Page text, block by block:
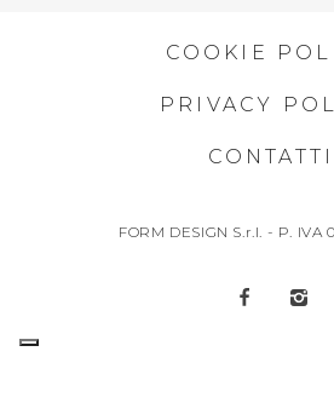
COOKIE
PRIVACY
CONTATTI
FORM DESIGN S.r.l. - P. IVA